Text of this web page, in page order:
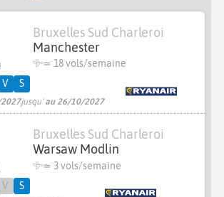
Bruxelles Sud Charleroi
Manchester
≃ 18 vols/semaine
jusqu'au 26/10/2027
V S
Bruxelles Sud Charleroi
Warsaw Modlin
≃ 3 vols/semaine
V S